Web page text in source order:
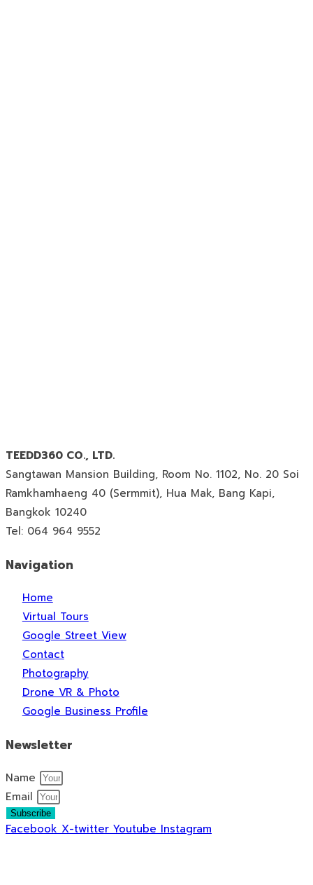
TEEDD360 CO., LTD.
Sangtawan Mansion Building, Room No. 1102, No. 20 Soi
Ramkhamhaeng 40 (Sermmit), Hua Mak, Bang Kapi,
Bangkok 10240
Tel: 064 964 9552
Navigation
Home
Virtual Tours
Google Street View
Contact
Photography
Drone VR & Photo
Google Business Profile
Newsletter
Name
Email
Subscribe
Facebook X-twitter Youtube Instagram